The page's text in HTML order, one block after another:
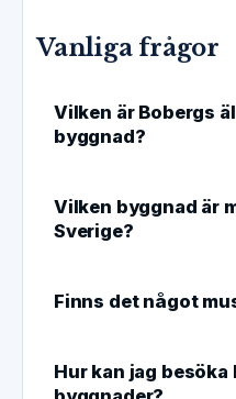
Vanliga frågor
Vilken är Bobergs
byggnad?
Vilken byggnad är
Sverige?
Finns det något
Hur kan jag besöka